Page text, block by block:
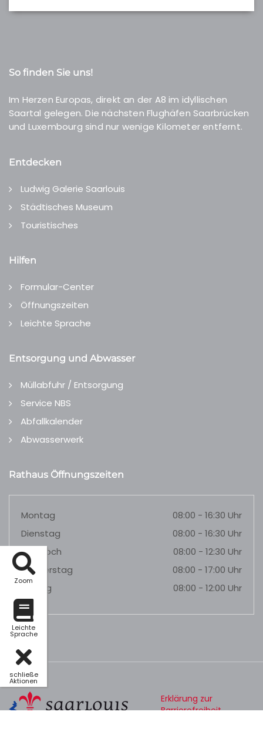
Zoom
Leichte
Sprache
schließe
Aktionen
So finden Sie uns!
Im Herzen Europas, direkt an der A8 im idyllischen
Saartal gelegen. Die nächsten Flughäfen Saarbrücken
und Luxembourg sind nur wenige Kilometer entfernt.
Entdecken
Ludwig Galerie Saarlouis
Städtisches Museum
Touristisches
Hilfen
Formular-Center
Öffnungszeiten
Leichte Sprache
Entsorgung und Abwasser
Müllabfuhr / Entsorgung
Service NBS
Abfallkalender
Abwasserwerk
Rathaus Öffnungszeiten
Montag
08:00 - 16:30 Uhr
Dienstag
08:00 - 16:30 Uhr
Mittwoch
08:00 - 12:30 Uhr
Donnerstag
08:00 - 17:00 Uhr
Freitag
08:00 - 12:00 Uhr
Erklärung zur
Barrierefreiheit